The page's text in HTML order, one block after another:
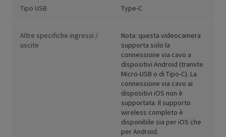
Tipo USB Type-C
Altre specifiche ingressi /
uscite
Nota: questa videocamera
supporta solo la
connessione via cavo a
dispositivi Android (tramite
Micro-USB o di Tipo-C). La
connessione via cavo ai
dispositivi iOS non è
supportata. Il supporto
wireless completo è
disponibile sia per iOS che
per Android.